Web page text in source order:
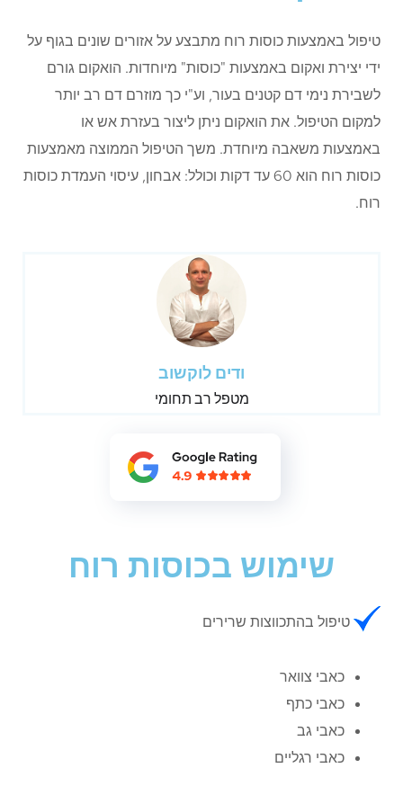
טיפול באמצעות כוסות רוח מתבצע על אזורים שונים בגוף על
ידי יצירת ואקום באמצעות "כוסות" מיוחדות. הואקום גורם
לשבירת נימי דם קטנים בעור, וע"י כך מוזרם דם רב יותר
למקום הטיפול. את הואקום ניתן ליצור בעזרת אש או
באמצעות משאבה מיוחדת. משך הטיפול הממוצה מאמצעות
כוסות רוח הוא 60 עד דקות וכולל: אבחון, עיסוי העמדת כוסות
רוח.
ודים לוקשוב
מטפל רב תחומי
שימוש בכוסות רוח
טיפול בהתכווצות שרירים
כאבי צוואר
כאבי כתף
כאבי גב
כאבי רגליים